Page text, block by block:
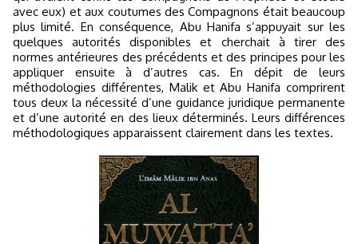
avec eux) et aux coutumes des Compagnons était beaucoup
plus limité. En conséquence, Abu Hanifa s’appuyait sur les
quelques autorités disponibles et cherchait à tirer des
normes antérieures des précédents et des principes pour les
appliquer ensuite à d’autres cas. En dépit de leurs
méthodologies différentes, Malik et Abu Hanifa comprirent
tous deux la nécessité d’une guidance juridique permanente
et d’une autorité en des lieux déterminés. Leurs différences
méthodologiques apparaissent clairement dans les textes.